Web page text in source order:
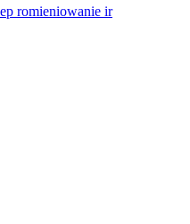
romieniowanie ir